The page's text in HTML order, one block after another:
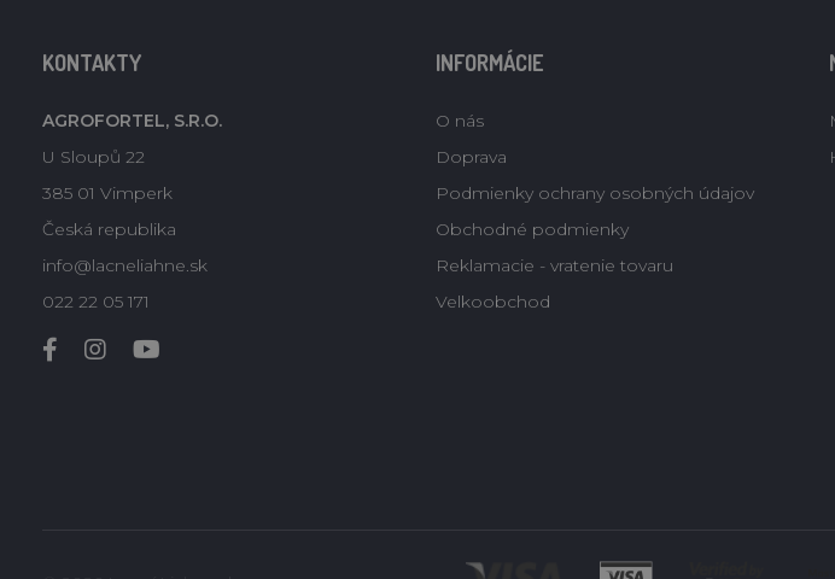
KONTAKTY
AGROFORTEL, S.R.O.
U Sloupů 22
385 01 Vimperk
Česká republika
info@lacneliahne.sk
022 22 05 171
INFORMÁCIE
O nás
Doprava
Podmienky ochrany osobných údajov
Obchodné podmienky
Reklamacie - vratenie tovaru
Velkoobchod